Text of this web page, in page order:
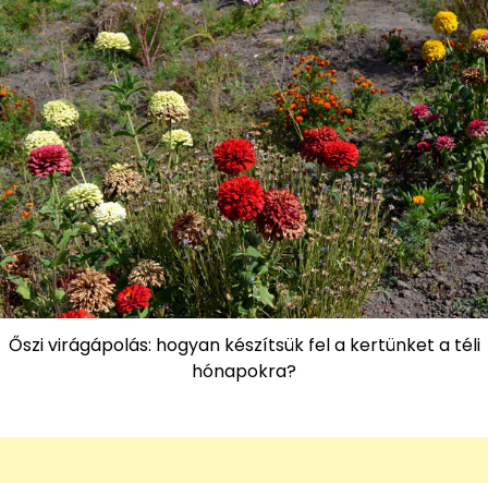
Őszi virágápolás: hogyan készítsük fel a kertünket a téli
hónapokra?